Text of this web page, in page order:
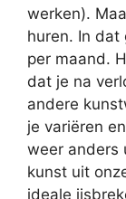
werken).
huren. In dat
per maand.
dat je na
andere
je variëren
weer anders
kunst uit
ideale